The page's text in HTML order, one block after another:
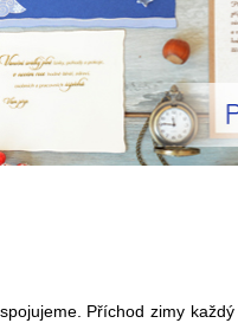
Příchod zimy